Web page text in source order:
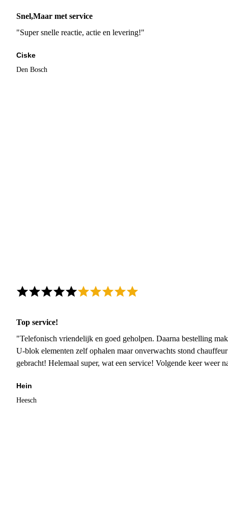
Snel,Maar met service
"Super snelle reactie, actie en levering!"
Ciske
Den Bosch
Top service!
"Telefonisch vriendelijk en goed geholpen. Daarna bestelling
U-blok elementen zelf ophalen maar onverwachts stond
gebracht! Helemaal super, wat een service! Volgende keer weer
Hein
Heesch